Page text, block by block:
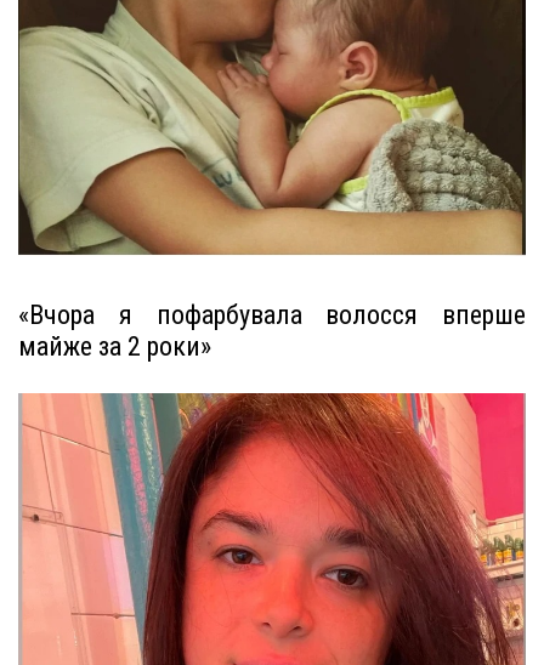
«Вчора я пофарбувала волосся вперше
майже за 2 роки»